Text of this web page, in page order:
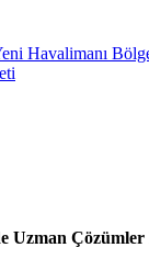
Havalimanı
Uzman